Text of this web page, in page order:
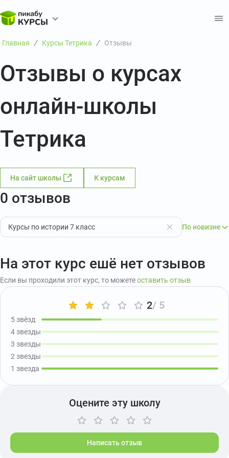
Главная Курсы Тетрика Отзывы
Отзывы о курсах
онлайн-школы
Тетрика
На сайт школы К курсам
0 отзывов
Курсы по истории 7 класс По новизне
На этот курс ешё нет отзывов
Если вы проходили этот курс, то можетеоставить отзыв
2/ 5
5 звёзд
4 звезды
3 звезды
2 звезды
1 звезда
Оцените эту школу
Написать отзыв